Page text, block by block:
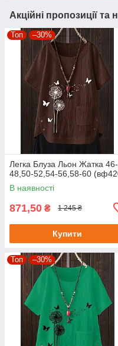
Акційні пропозиції та
Топ –30%
Легка Блуза Льон Жатка 46-
48,50-52,54-56,58-60
В наявності
871,50 ₴ 1 245 ₴
Купити
Топ –30%